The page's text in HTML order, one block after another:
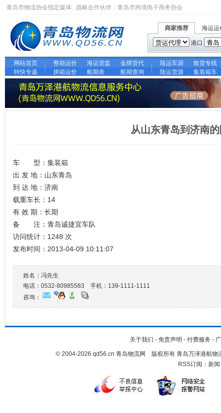
青岛市物流协会指定媒体 战略合作伙伴： 青岛市跨境电子商务协会
商家推荐 海运运
港口
网站首页 整箱运价 海运货盘 金牌货代 陆运车源
散货专线
特快专递
拼箱运价 船期表 船期查询 陆运货源 集装箱车
从山东青岛到济南
车 型：集装箱
出 发 地：山东青岛
到 达 地：济南
载重车长：14
有 效 期：长期
备 注：青岛诚捷宜车队
访问统计：1248 次
发布时间：2013-04-09 10:11:07
姓名：冯先生
电话：0532-80985583 手机： 139-1111-1111
咨询：
关于我们 - 免责声明 - 付费服务 -
© 2004-2026 qd56.cn 青岛物流网 版权所有 青岛万泽港航物
RSS订阅： 新闻